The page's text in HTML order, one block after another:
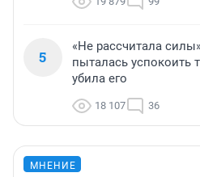
5
«Не рассчитала
пыталась успокоить
убила его
18 107 36
МНЕНИЕ